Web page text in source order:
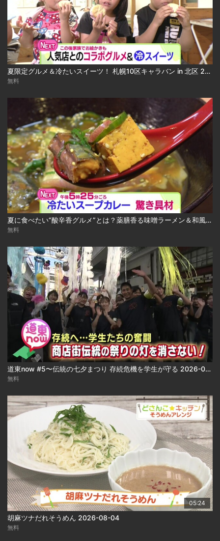
夏限定グルメ＆冷たいスイーツ！ 札幌10区キャラバン in 北区 2026-08-04
無料
夏に食べたい“酸辛香グルメ”とは？薬膳香る味噌ラーメン＆和風冷やしスープカレー 2026-08-04
無料
道東now #5〜伝統の七夕まつり 存続危機を学生が守る 2026-08-04
無料
05:24
胡麻ツナだれそうめん 2026-08-04
無料